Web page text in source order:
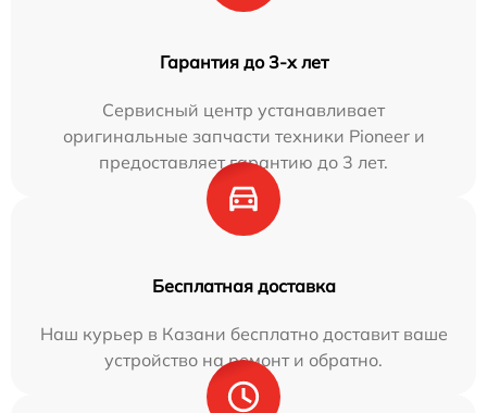
Гарантия до 3-х лет
Сервисный центр устанавливает
оригинальные запчасти техники Pioneer и
предоставляет гарантию до 3 лет.
Бесплатная доставка
Наш курьер в Казани бесплатно доставит ваше
устройство на ремонт и обратно.